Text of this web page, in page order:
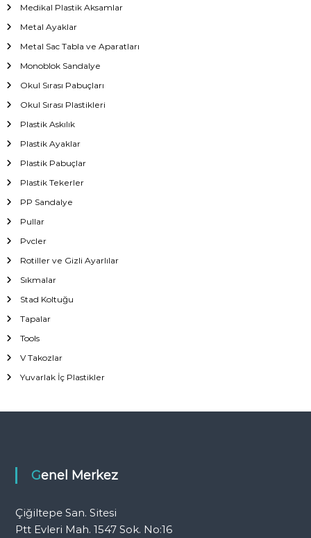
Medikal Plastik Aksamlar
Metal Ayaklar
Metal Sac Tabla ve Aparatları
Monoblok Sandalye
Okul Sırası Pabuçları
Okul Sırası Plastikleri
Plastik Askılık
Plastik Ayaklar
Plastik Pabuçlar
Plastik Tekerler
PP Sandalye
Pullar
Pvcler
Rotiller ve Gizli Ayarlılar
Sıkmalar
Stad Koltuğu
Tapalar
Tools
V Takozlar
Yuvarlak İç Plastikler
Genel Merkez
Çiğiltepe San. Sitesi
Ptt Evleri Mah. 1547 Sok. No:16